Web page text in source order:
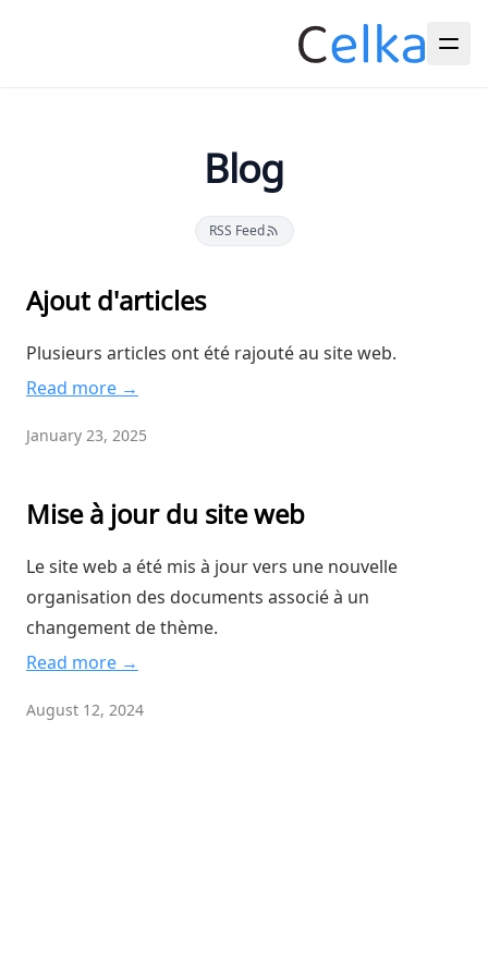
Blog
RSS Feed
Ajout d'articles
Plusieurs articles ont été rajouté au site web.
Read more →
January 23, 2025
Mise à jour du site web
Le site web a été mis à jour vers une nouvelle
organisation des documents associé à un
changement de thème.
Read more →
August 12, 2024